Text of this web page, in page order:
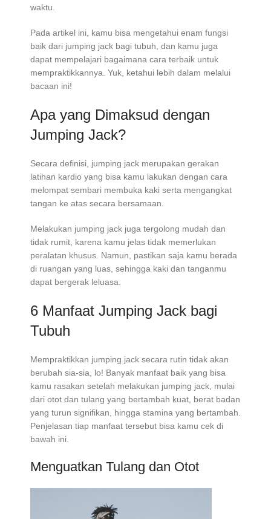
waktu.
Pada artikel ini, kamu bisa mengetahui enam fungsi
baik dari jumping jack bagi tubuh, dan kamu juga
dapat mempelajari bagaimana cara terbaik untuk
mempraktikkannya. Yuk, ketahui lebih dalam melalui
bacaan ini!
Apa yang Dimaksud dengan
Jumping Jack?
Secara definisi, jumping jack merupakan gerakan
latihan kardio yang bisa kamu lakukan dengan cara
melompat sembari membuka kaki serta mengangkat
tangan ke atas secara bersamaan.
Melakukan jumping jack juga tergolong mudah dan
tidak rumit, karena kamu jelas tidak memerlukan
peralatan khusus. Namun, pastikan saja kamu berada
di ruangan yang luas, sehingga kaki dan tanganmu
dapat bergerak leluasa.
6 Manfaat Jumping Jack bagi
Tubuh
Mempraktikkan jumping jack secara rutin tidak akan
berubah sia-sia, lo! Banyak manfaat baik yang bisa
kamu rasakan setelah melakukan jumping jack, mulai
dari otot dan tulang yang bertambah kuat, berat badan
yang turun signifikan, hingga stamina yang bertambah.
Penjelasan tiap manfaat tersebut bisa kamu cek di
bawah ini.
Menguatkan Tulang dan Otot